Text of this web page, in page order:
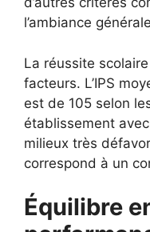
l’ambiance
La réussite
facteurs. L’IPS
est de 105 selon
établissement
milieux très
correspond à un
Équilibre